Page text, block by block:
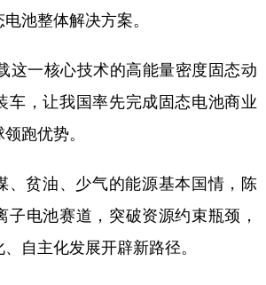
池整体解决方案。
一核心技术的高能量密度固态动
车，让我国率先完成固态电池商业
跑优势。
贫油、少气的能源基本国情，陈
子电池赛道，突破资源约束瓶颈，
自主化发展开辟新路径。